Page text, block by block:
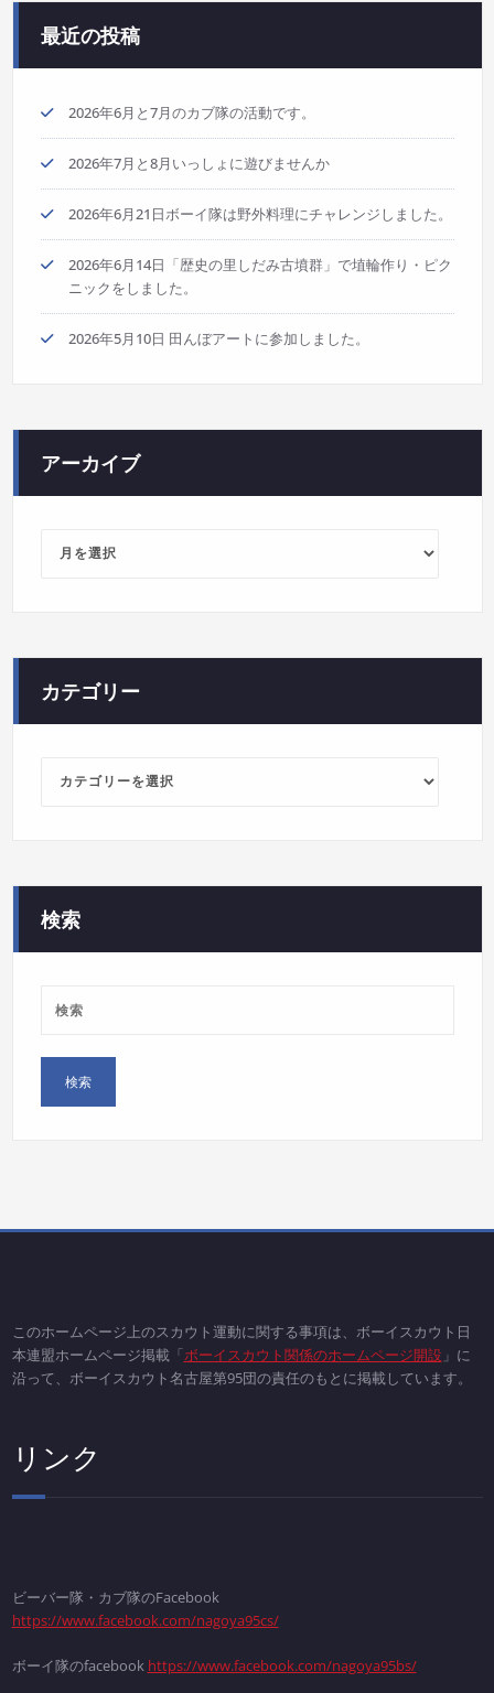
最近の投稿
2026年6月と7月のカブ隊の活動です。
2026年7月と8月いっしょに遊びませんか
2026年6月21日ボーイ隊は野外料理にチャレンジしました。
2026年6月14日「歴史の里しだみ古墳群」で埴輪作り・ピク
ニックをしました。
2026年5月10日 田んぼアートに参加しました。
アーカイブ
カテゴリー
ー
検索
このホームページ上のスカウト運動に関する事項は、ボーイスカウト日
本連盟ホームページ掲載「ボーイスカウト関係のホームページ開設」に
沿って、ボーイスカウト名古屋第95団の責任のもとに掲載しています。
リンク
ビーバー隊・カブ隊のFacebook
https://www.facebook.com/nagoya95cs/
ボーイ隊のfacebook https://www.facebook.com/nagoya95bs/